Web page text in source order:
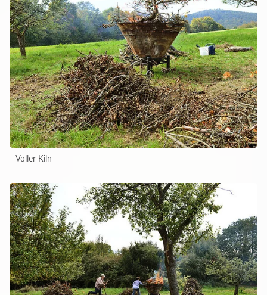
Voller Kiln